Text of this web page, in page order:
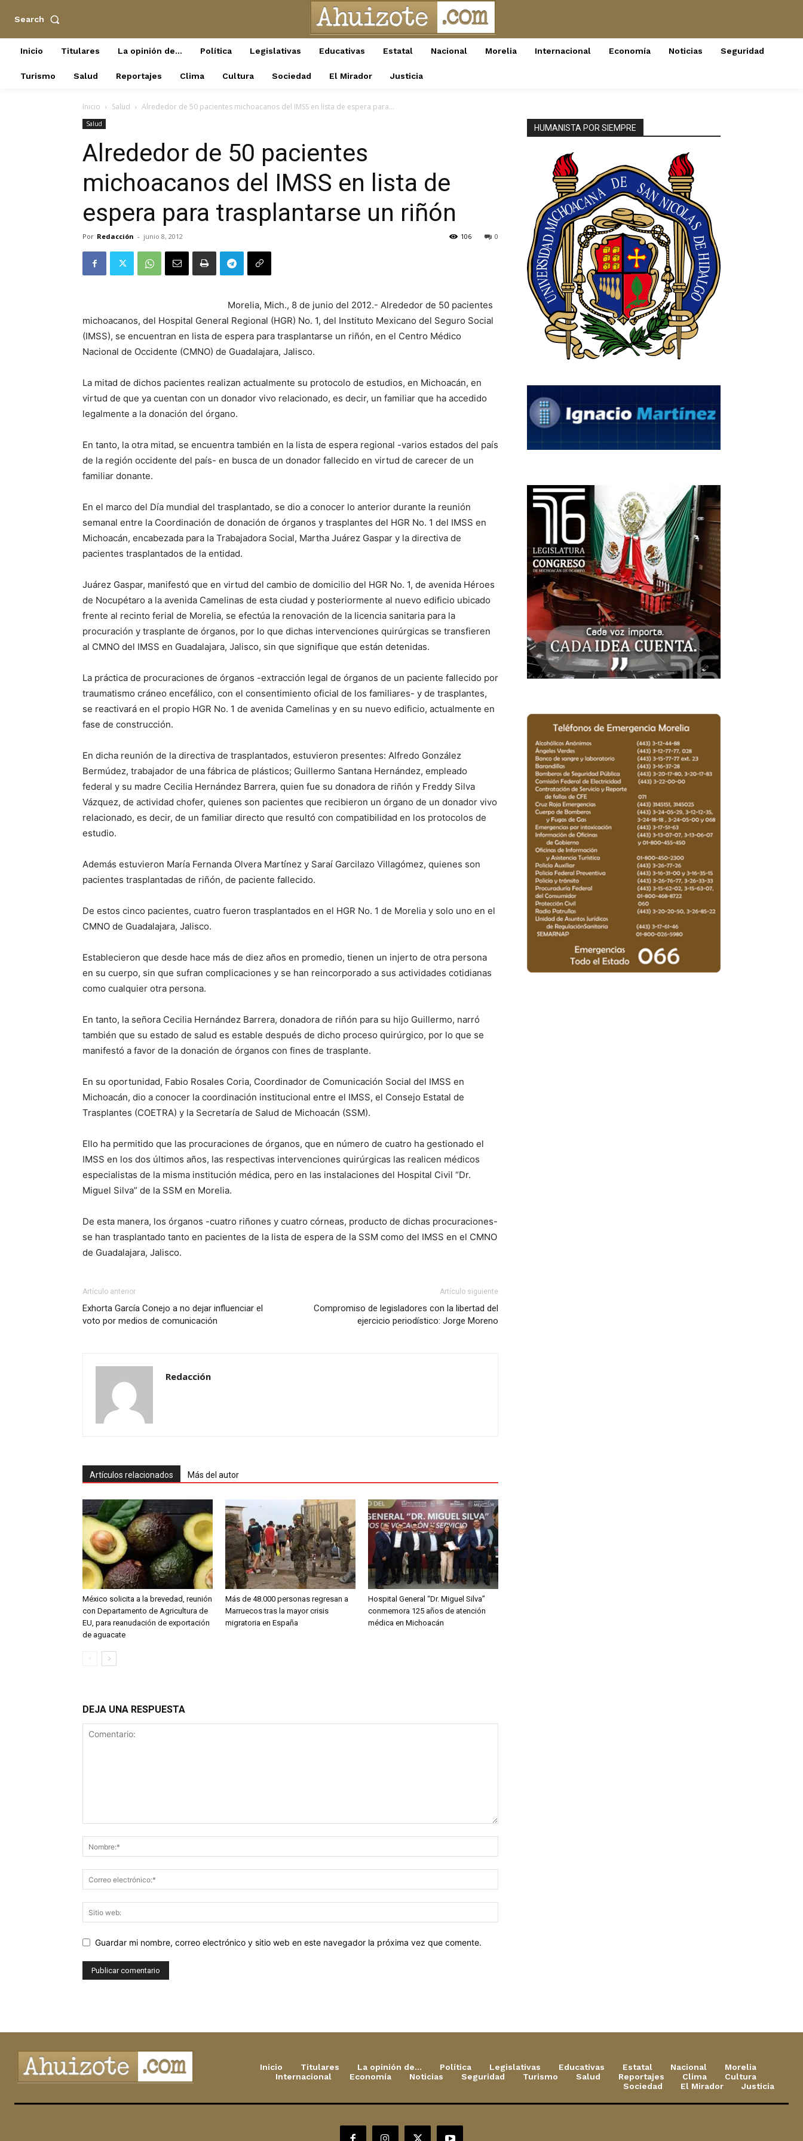
Search
Inicio Titulares La opinión de… Política Legislativas Educativas Estatal Nacional Morelia Internacional Economía Noticias Seguridad
Turismo Salud Reportajes Clima Cultura Sociedad El Mirador Justicia
Inicio Salud Alrededor de 50 pacientes michoacanos del IMSS en lista de espera para...
Salud
Alrededor de 50 pacientes
michoacanos del IMSS en lista de
espera para trasplantarse un riñón
Por Redacción - junio 8, 2012 0
106
Morelia, Mich., 8 de junio del 2012.- Alrededor de 50 pacientes
michoacanos, del Hospital General Regional (HGR) No. 1, del Instituto Mexicano del Seguro Social
(IMSS), se encuentran en lista de espera para trasplantarse un riñón, en el Centro Médico
Nacional de Occidente (CMNO) de Guadalajara, Jalisco.
La mitad de dichos pacientes realizan actualmente su protocolo de estudios, en Michoacán, en
virtud de que ya cuentan con un donador vivo relacionado, es decir, un familiar que ha accedido
legalmente a la donación del órgano.
En tanto, la otra mitad, se encuentra también en la lista de espera regional -varios estados del país
de la región occidente del país- en busca de un donador fallecido en virtud de carecer de un
familiar donante.
En el marco del Día mundial del trasplantado, se dio a conocer lo anterior durante la reunión
semanal entre la Coordinación de donación de órganos y trasplantes del HGR No. 1 del IMSS en
Michoacán, encabezada para la Trabajadora Social, Martha Juárez Gaspar y la directiva de
pacientes trasplantados de la entidad.
Juárez Gaspar, manifestó que en virtud del cambio de domicilio del HGR No. 1, de avenida Héroes
de Nocupétaro a la avenida Camelinas de esta ciudad y posteriormente al nuevo edificio ubicado
frente al recinto ferial de Morelia, se efectúa la renovación de la licencia sanitaria para la
procuración y trasplante de órganos, por lo que dichas intervenciones quirúrgicas se transfieren
al CMNO del IMSS en Guadalajara, Jalisco, sin que signifique que están detenidas.
La práctica de procuraciones de órganos -extracción legal de órganos de un paciente fallecido por
traumatismo cráneo encefálico, con el consentimiento oficial de los familiares- y de trasplantes,
se reactivará en el propio HGR No. 1 de avenida Camelinas y en su nuevo edificio, actualmente en
fase de construcción.
En dicha reunión de la directiva de trasplantados, estuvieron presentes: Alfredo González
Bermúdez, trabajador de una fábrica de plásticos; Guillermo Santana Hernández, empleado
federal y su madre Cecilia Hernández Barrera, quien fue su donadora de riñón y Freddy Silva
Vázquez, de actividad chofer, quienes son pacientes que recibieron un órgano de un donador vivo
relacionado, es decir, de un familiar directo que resultó con compatibilidad en los protocolos de
estudio.
Además estuvieron María Fernanda Olvera Martínez y Saraí Garcilazo Villagómez, quienes son
pacientes trasplantadas de riñón, de paciente fallecido.
De estos cinco pacientes, cuatro fueron trasplantados en el HGR No. 1 de Morelia y solo uno en el
CMNO de Guadalajara, Jalisco.
Establecieron que desde hace más de diez años en promedio, tienen un injerto de otra persona
en su cuerpo, sin que sufran complicaciones y se han reincorporado a sus actividades cotidianas
como cualquier otra persona.
En tanto, la señora Cecilia Hernández Barrera, donadora de riñón para su hijo Guillermo, narró
también que su estado de salud es estable después de dicho proceso quirúrgico, por lo que se
manifestó a favor de la donación de órganos con fines de trasplante.
En su oportunidad, Fabio Rosales Coria, Coordinador de Comunicación Social del IMSS en
Michoacán, dio a conocer la coordinación institucional entre el IMSS, el Consejo Estatal de
Trasplantes (COETRA) y la Secretaría de Salud de Michoacán (SSM).
Ello ha permitido que las procuraciones de órganos, que en número de cuatro ha gestionado el
IMSS en los dos últimos años, las respectivas intervenciones quirúrgicas las realicen médicos
especialistas de la misma institución médica, pero en las instalaciones del Hospital Civil “Dr.
Miguel Silva” de la SSM en Morelia.
De esta manera, los órganos -cuatro riñones y cuatro córneas, producto de dichas procuraciones-
se han trasplantado tanto en pacientes de la lista de espera de la SSM como del IMSS en el CMNO
de Guadalajara, Jalisco.
Artículo anterior
Exhorta García Conejo a no dejar influenciar el
voto por medios de comunicación
Artículo siguiente
Compromiso de legisladores con la libertad del
ejercicio periodístico: Jorge Moreno
Redacción
Artículos relacionados Más del autor
México solicita a la brevedad, reunión
con Departamento de Agricultura de
EU, para reanudación de exportación
de aguacate
Más de 48.000 personas regresan a
Marruecos tras la mayor crisis
migratoria en España
Hospital General “Dr. Miguel Silva”
conmemora 125 años de atención
médica en Michoacán
DEJA UNA RESPUESTA
Guardar mi nombre, correo electrónico y sitio web en este navegador la próxima vez que comente.
HUMANISTA POR SIEMPRE
Inicio Titulares La opinión de… Política Legislativas Educativas Estatal Nacional
Morelia
Internacional
Economía Noticias Seguridad Turismo Salud Reportajes Clima
Cultura
Sociedad
El Mirador Justicia